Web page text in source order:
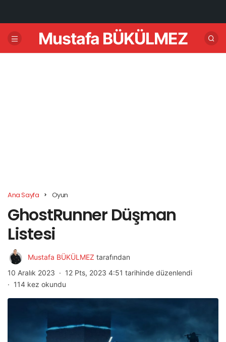
Mustafa BÜKÜLMEZ
Ana Sayfa Oyun
GhostRunner Düşman
Listesi
Mustafa BÜKÜLMEZ tarafından
10 Aralık 2023
12 Pts, 2023 4:51 tarihinde düzenlendi
114 kez okundu